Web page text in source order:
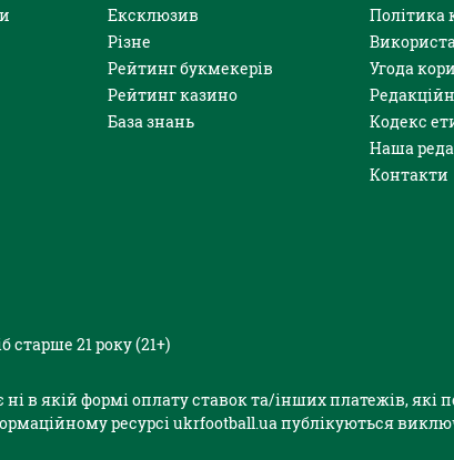
Ексклюзив
Різне
Рейтинг букмекерів
Рейтинг казино
База знань
Політика
Угода
Кодекс
Наша
Контакти
старше 21 року (21+)
в якій формі оплату ставок та/інших платежів, які
ресурсі ukrfootball.ua публікуються